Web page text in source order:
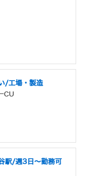
/工場・製造
CU
駅/週3日〜勤務可